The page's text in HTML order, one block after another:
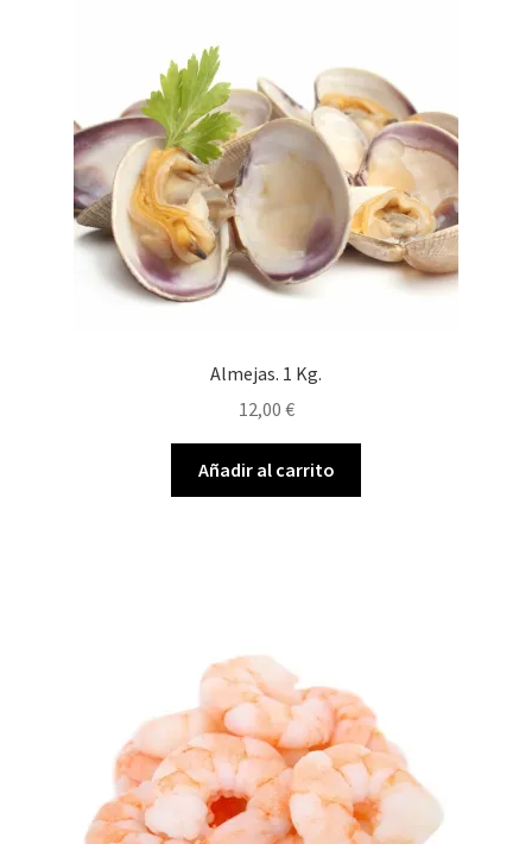
Almejas. 1 Kg.
12,00 €
Añadir al carrito